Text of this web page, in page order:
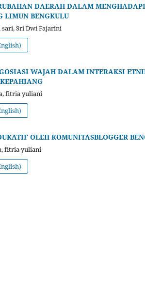
DAERAH DALAM
LIMUN BENGKULU
sari, Sri Dwi Fajarini
WAJAH DALAM INTERAKSI
fitria yuliani
OLEH KOMUNITASBLOGGER
fitria yuliani